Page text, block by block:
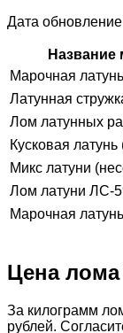
Дата
Название
Марочная
Латунная
Лом латунных
Кусковая
Микс латуни
Лом латуни ЛС-
Марочная
Цена
За килограмм
рублей.